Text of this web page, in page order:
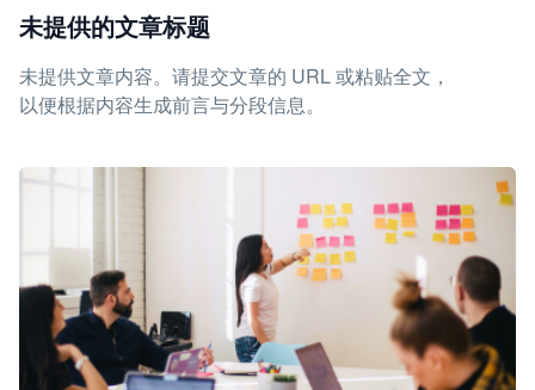
未提供的文章标题
未提供文章内容。请提交文章的 URL 或粘贴全文，
以便根据内容生成前言与分段信息。